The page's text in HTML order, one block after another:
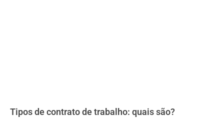
Tipos de contrato de trabalho: quais são?